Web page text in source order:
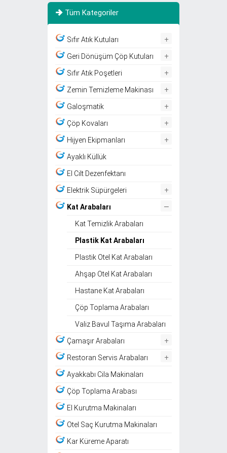
Tüm Kategoriler
Sıfır Atık Kutuları +
Geri Dönüşüm Çöp Kutuları +
Sıfır Atık Poşetleri +
Zemin Temizleme Makinası +
Galoşmatik +
Çöp Kovaları +
Hijyen Ekipmanları +
Ayaklı Küllük
El Cilt Dezenfektanı
Elektrik Süpürgeleri +
Kat Arabaları –
Kat Temizlik Arabaları
Plastik Kat Arabaları
Plastik Otel Kat Arabaları
Ahşap Otel Kat Arabaları
Hastane Kat Arabaları
Çöp Toplama Arabaları
Valiz Bavul Taşıma Arabaları
Çamaşır Arabaları +
Restoran Servis Arabaları +
Ayakkabı Cila Makinaları
Çöp Toplama Arabası
El Kurutma Makinaları
Otel Saç Kurutma Makinaları
Kar Küreme Aparatı